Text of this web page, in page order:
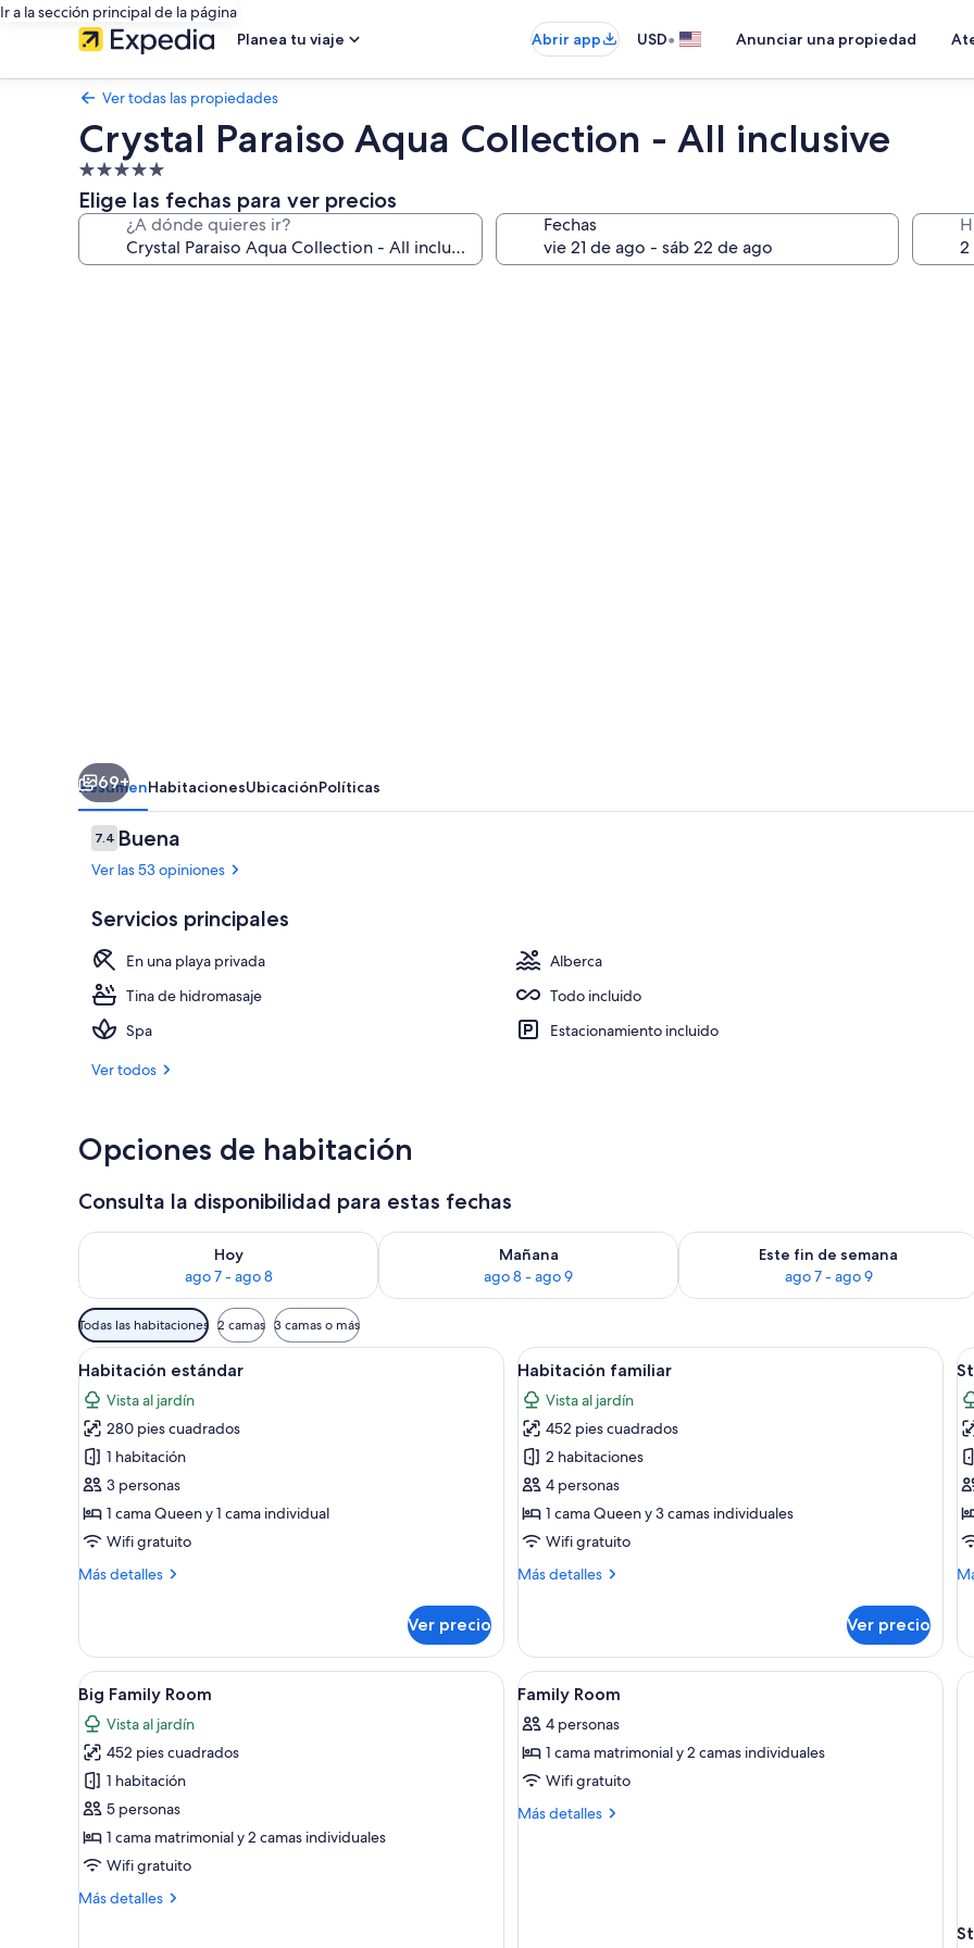
Ir a la sección principal de la página
Planea tu viaje
Abrir app USD• Anunciar una propiedad
Ver todas las propiedades
Crystal Paraiso Aqua Collection - All inclusive
Propiedad
de
5.0
estrellas
Elige las fechas para ver precios
¿A dónde quieres ir? Fechas
69+
ResumenHabitacionesUbicaciónPolíticas
Opiniones
7.47.4 de 10,
Buena
Ver las 53 opiniones
Servicios principales
En una playa privada
Alberca
Tina de hidromasaje
Todo incluido
Spa
Estacionamiento incluido
Ver todos
Opciones de habitación
Consulta la disponibilidad para estas fechas
Hoy
ago 7 - ago 8
Consulta la disponibilidad para hoy ago 7 - ago 8
Mañana
ago 8 - ago 9
Consulta la disponibilidad para mañana ago 8 - ago 9
Este fin de semana
ago 7 - ago 9
Consulta la disponibilidad para este
Filtros
disponibles
para
las
habitaciones
Todas las habitaciones 2 camas 3 camas o más
Abrir
todas
las
fotos
de
Habitación
estándar
Habitación de hotel con una cama grande, dos mesitas de noche con lámparas, un televisor montado en la
6
Habitación estándar
Vista al jardín
280 pies cuadrados
1 habitación
3 personas
1 cama Queen y 1 cama individual
Wifi gratuito
Más detalles
Más
estándar
Ver precio
Abrir
todas
las
fotos
de
Habitación
familiar
Habitación de hotel con cama,
6
Habitación familiar
Vista al jardín
452 pies cuadrados
2 habitaciones
4 personas
1 cama Queen y 3 camas individuales
Wifi gratuito
Más detalles
Más
familiar
Ver precio
Abrir
todas
las
fotos
de
Big
Family
Room
Habitación de hotel con una cama grande, dos mesitas de noche, un sofá, un mural con palmeras y
4
Big Family Room
Vista al jardín
452 pies cuadrados
1 habitación
5 personas
1 cama matrimonial y 2 camas individuales
Wifi gratuito
Más detalles
Más
Abrir
todas
las
fotos
de
Family
Baño | Regadera, regadera tipo
1
Family Room
4 personas
1 cama matrimonial y 2 camas individuales
Wifi gratuito
Más detalles
Más